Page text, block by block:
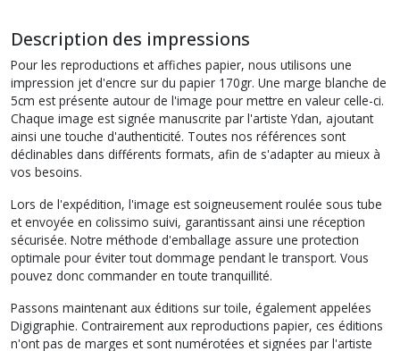
Description des impressions
Pour les reproductions et affiches papier, nous utilisons une
impression jet d'encre sur du papier 170gr. Une marge blanche de
5cm est présente autour de l'image pour mettre en valeur celle-ci.
Chaque image est signée manuscrite par l'artiste Ydan, ajoutant
ainsi une touche d'authenticité. Toutes nos références sont
déclinables dans différents formats, afin de s'adapter au mieux à
vos besoins.
Lors de l'expédition, l'image est soigneusement roulée sous tube
et envoyée en colissimo suivi, garantissant ainsi une réception
sécurisée. Notre méthode d'emballage assure une protection
optimale pour éviter tout dommage pendant le transport. Vous
pouvez donc commander en toute tranquillité.
Passons maintenant aux éditions sur toile, également appelées
Digigraphie. Contrairement aux reproductions papier, ces éditions
n'ont pas de marges et sont numérotées et signées par l'artiste